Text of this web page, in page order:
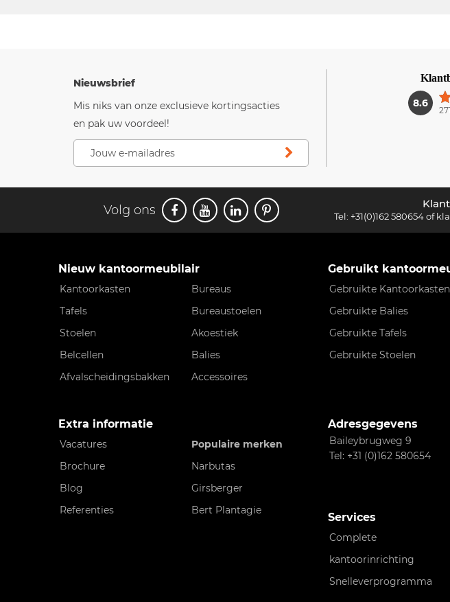
Nieuwsbrief
Mis niks van onze exclusieve kortingsacties
en pak uw voordeel!
8.6
Volg ons Tel: +31(0)162 580654of
Nieuw kantoormeubilair
Kantoorkasten
Bureaus
Tafels
Bureaustoelen
Stoelen
Akoestiek
Belcellen
Balies
Afvalscheidingsbakken
Accessoires
Extra informatie
Vacatures
Populaire merken
Brochure
Narbutas
Blog
Girsberger
Referenties
Bert Plantagie
Gebruikt
Gebruikte Kantoorkasten
Gebruikte Balies
Gebruikte Tafels
Gebruikte Stoelen
Adresgegevens
Baileybrugweg 9
Tel: +31 (0)162 580654
Services
Complete
kantoorinrichting
Snelleverprogramma